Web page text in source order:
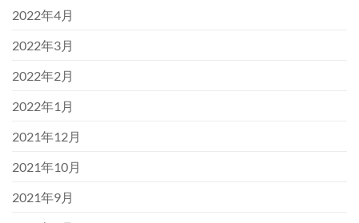
2022年4月
2022年3月
2022年2月
2022年1月
2021年12月
2021年10月
2021年9月